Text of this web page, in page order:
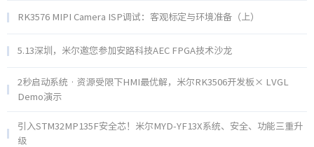
RK3576 MIPI Camera ISP调试：客观标定与环境准备（上）
5.13深圳，米尔邀您参加安路科技AEC FPGA技术沙龙
2秒启动系统 · 资源受限下HMI最优解，米尔RK3506开发板× LVGL
Demo演示
引入STM32MP135F安全芯！米尔MYD-YF13X系统、安全、功能三重升
级